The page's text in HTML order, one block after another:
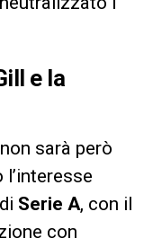
e la
sarà però
l’interesse
Serie A, con il
con